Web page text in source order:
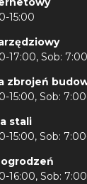
15:00
17:00, Sob:
zbrojeń
15:00, Sob:
stali
15:00, Sob:
16:00, Sob: